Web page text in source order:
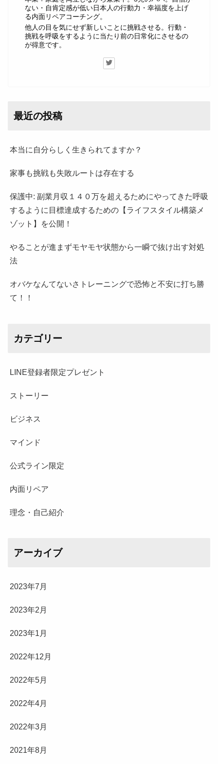
ない・自肯定感が低い日本人の行動力・幸福度を上げ
る内面リペアコーチング。
他人の目を気にせず新しいことに挑戦させる。行動・
挑戦を呼吸をするように当たり前の日常化にさせるの
が得意です。
最近の投稿
本当に自分らしく生きられてますか？
家事も挑戦も失敗ルートは存在する
保護中: 副業月収１４０万を超えるためにやってきた呼吸
するように目標達成するための【ライフスタイル構築メ
ゾット】を公開！
やることが進まずモヤモヤ状態から一瞬で抜け出す対処
法
オバケなんてないさトレーニングで恐怖と不安に打ち勝
て！！
カテゴリー
LINE登録者限定プレゼント
ストーリー
ビジネス
マインド
公式ライン限定
内面リペア
理念・自己紹介
アーカイブ
2023年7月
2023年2月
2023年1月
2022年12月
2022年5月
2022年4月
2022年3月
2021年8月